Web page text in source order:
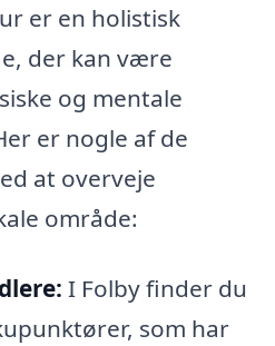
er en holistisk
der kan være
og mentale
er nogle af de
at overveje
område:
I Folby finder du
som har